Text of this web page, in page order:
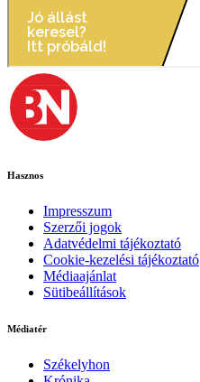
Hasznos
Impresszum
Szerzői jogok
Adatvédelmi tájékoztató
Cookie-kezelési tájékoztató
Médiaajánlat
Sütibeállítások
Médiatér
Székelyhon